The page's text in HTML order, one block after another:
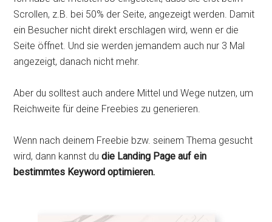
Scrollen, z.B. bei 50% der Seite, angezeigt werden. Damit
ein Besucher nicht direkt erschlagen wird, wenn er die
Seite öffnet. Und sie werden jemandem auch nur 3 Mal
angezeigt, danach nicht mehr.
Aber du solltest auch andere Mittel und Wege nutzen, um
Reichweite für deine Freebies zu generieren.
Wenn nach deinem Freebie bzw. seinem Thema gesucht
wird, dann kannst du die Landing Page auf ein
bestimmtes Keyword optimieren.